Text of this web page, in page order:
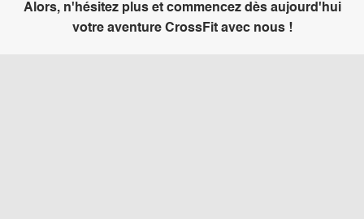
Alors, n'hésitez plus et commencez dès aujourd'hui
votre aventure CrossFit avec nous !